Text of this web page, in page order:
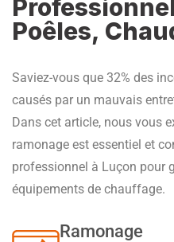
Poêles,
Saviez-vous que 32% des
causés par un mauvais
Dans cet article, nous vous
ramonage est essentiel et
professionnel à Luçon pour
équipements de chauffage.
Ramonage